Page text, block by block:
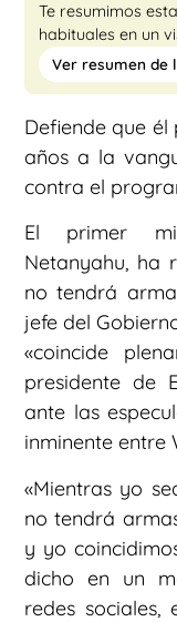
Te resumimos
habituales en un
Ver resumen de
Defiende que él
años a la
contra el
El primer
Netanyahu, ha
no tendrá
jefe del
«coincide
presidente de
ante las
inminente entre
«Mientras yo
no tendrá
y yo
dicho en un
redes